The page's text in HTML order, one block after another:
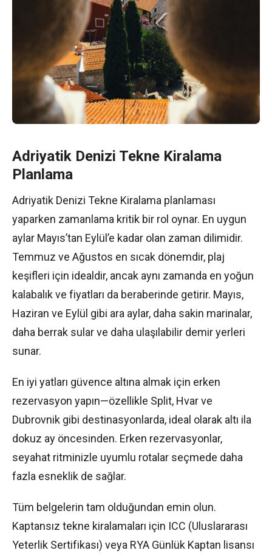
Adriyatik Denizi Tekne Kiralama
Planlama
Adriyatik Denizi Tekne Kiralama planlaması
yaparken zamanlama kritik bir rol oynar. En uygun
aylar Mayıs’tan Eylül’e kadar olan zaman dilimidir.
Temmuz ve Ağustos en sıcak dönemdir, plaj
keşifleri için idealdir, ancak aynı zamanda en yoğun
kalabalık ve fiyatları da beraberinde getirir. Mayıs,
Haziran ve Eylül gibi ara aylar, daha sakin marinalar,
daha berrak sular ve daha ulaşılabilir demir yerleri
sunar.
En iyi yatları güvence altına almak için erken
rezervasyon yapın—özellikle Split, Hvar ve
Dubrovnik gibi destinasyonlarda, ideal olarak altı ila
dokuz ay öncesinden. Erken rezervasyonlar,
seyahat ritminizle uyumlu rotalar seçmede daha
fazla esneklik de sağlar.
Tüm belgelerin tam olduğundan emin olun.
Kaptansız tekne kiralamaları için ICC (Uluslararası
Yeterlik Sertifikası) veya RYA Günlük Kaptan lisansı